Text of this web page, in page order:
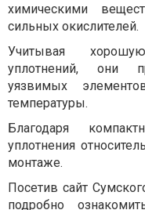
химическими
сильных окислителей.
Учитывая
уплотнений, они
уязвимых
температуры.
Благодаря
уплотнения
монтаже.
Посетив сайт
подробно